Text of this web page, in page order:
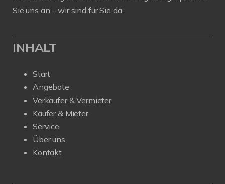
Sie uns an – wir sind für Sie da.
INHALT
Start
Angebote
Verkäufer & Vermieter
Käufer & Mieter
Service
Über uns
Kontakt